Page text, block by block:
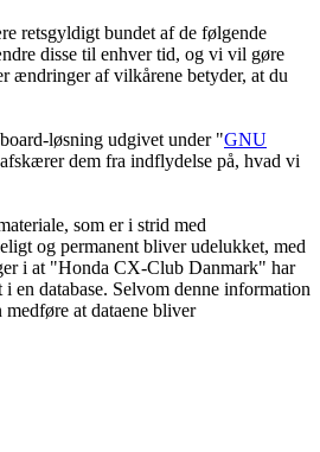
retsgyldigt bundet af de følgende
disse til enhver tid, og vi vil gøre
ændringer af vilkårene betyder, at du
løsning udgivet under "GNU
dem fra indflydelse på, hvad vi
som er i strid med
og permanent bliver udelukket, med
i at "Honda CX-Club Danmark" har
en database. Selvom denne information
at dataene bliver